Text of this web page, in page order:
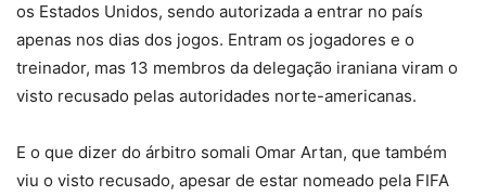
os Estados Unidos, sendo autorizada a entrar no país
apenas nos dias dos jogos. Entram os jogadores e o
treinador, mas 13 membros da delegação iraniana viram o
visto recusado pelas autoridades norte-americanas.
E o que dizer do árbitro somali Omar Artan, que também
viu o visto recusado, apesar de estar nomeado pela FIFA